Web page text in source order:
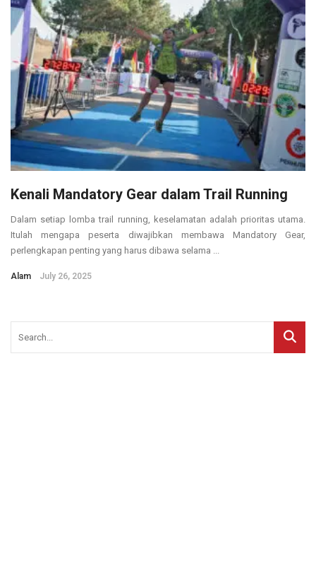
Kenali Mandatory Gear dalam Trail Running
Dalam setiap lomba trail running, keselamatan adalah prioritas utama.
Itulah mengapa peserta diwajibkan membawa Mandatory Gear,
perlengkapan penting yang harus dibawa selama ...
Alam July 26, 2025